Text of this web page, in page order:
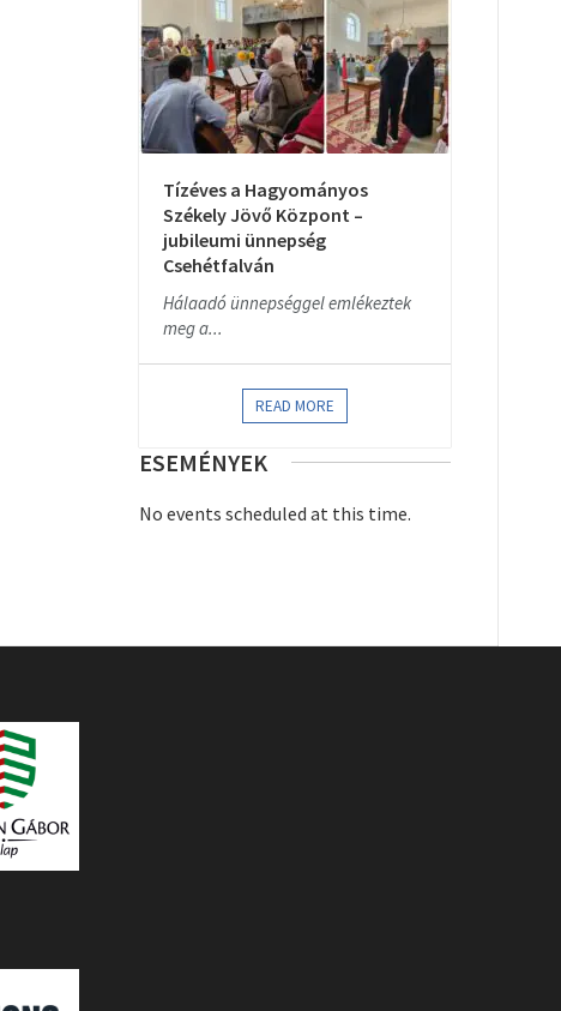
Tízéves a Hagyományos
Székely Jövő Központ –
jubileumi ünnepség
Csehétfalván
Hálaadó ünnepséggel emlékeztek
meg a...
READ MORE
ESEMÉNYEK
No events scheduled at this time.